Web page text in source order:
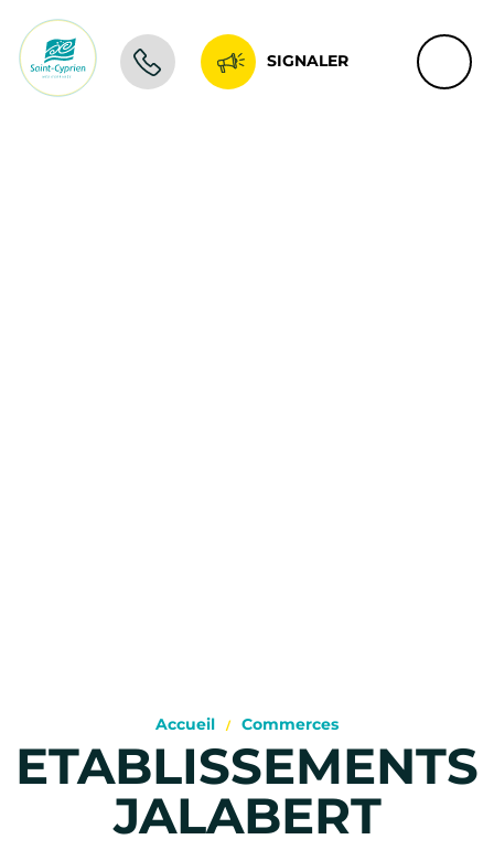
SIGNALER
Accueil Commerces
ETABLISSEMENTS
JALABERT